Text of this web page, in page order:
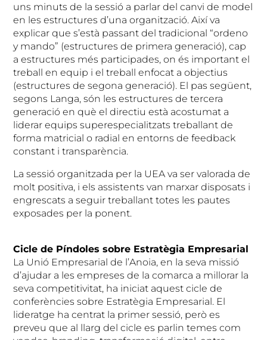
uns minuts de la sessió a parlar del canvi de model
en les estructures d’una organització. Així va
explicar que s’està passant del tradicional “ordeno
y mando” (estructures de primera generació), cap
a estructures més participades, on és important el
treball en equip i el treball enfocat a objectius
(estructures de segona generació). El pas següent,
segons Langa, són les estructures de tercera
generació en què el directiu està acostumat a
liderar equips superespecialitzats treballant de
forma matricial o radial en entorns de feedback
constant i transparència.
La sessió organitzada per la UEA va ser valorada de
molt positiva, i els assistents van marxar disposats i
engrescats a seguir treballant totes les pautes
exposades per la ponent.
Cicle de Píndoles sobre Estratègia Empresarial
La Unió Empresarial de l’Anoia, en la seva missió
d’ajudar a les empreses de la comarca a millorar la
seva competitivitat, ha iniciat aquest cicle de
conferències sobre Estratègia Empresarial. El
lideratge ha centrat la primer sessió, però es
preveu que al llarg del cicle es parlin temes com